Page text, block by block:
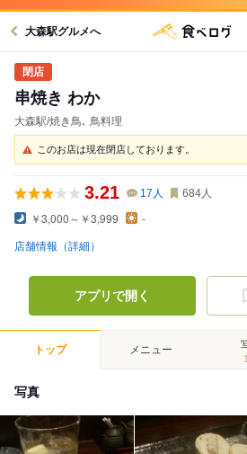
大森駅グルメへ
串焼き わか
大森駅/焼き鳥､ 鳥料理
このお店は現在閉店しております。
3.21 17 人 684人
￥3,000～￥3,999 -
店舗情報（詳細）
アプリで開く
トップ メニュー
写真